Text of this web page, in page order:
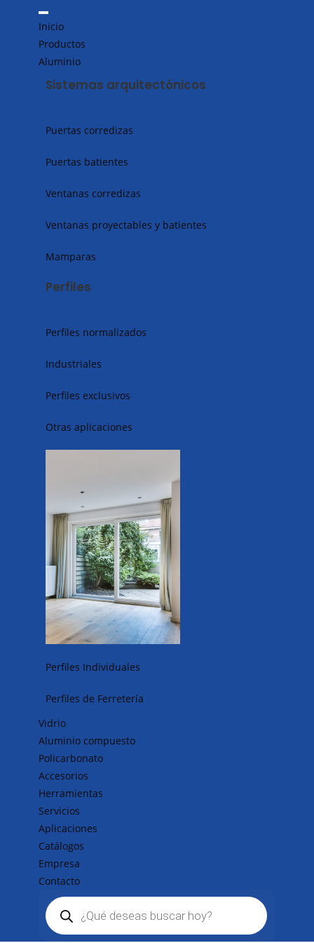
Inicio
Productos
Aluminio
Sistemas arquitectónicos
Puertas corredizas
Puertas batientes
Ventanas corredizas
Ventanas proyectables y batientes
Mamparas
Perfiles
Perfiles normalizados
Industriales
Perfiles exclusivos
Otras aplicaciones
Perfiles Individuales
Perfiles de Ferretería
Vidrio
Aluminio compuesto
Policarbonato
Accesorios
Herramientas
Servicios
Aplicaciones
Catálogos
Empresa
Contacto